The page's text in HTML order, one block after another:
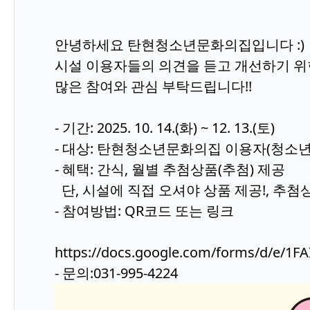
안녕하세요 탄현청소년문화의집입니다 :)
시설 이용자들의 의견을 듣고 개선하기
많은 참여와 관심 부탁드립니다!!
- 기간: 2025. 10. 14.(화) ~ 12. 13.(토)
- 대상: 탄현청소년문화의집 이용자(청소
- 혜택: 간식, 월별 추첨상품(추첨) 제공
단, 시설에 직접 오셔야 상품 제공!, 추첨
- 참여방법: QR코드 또는 링크
https://docs.google.com/forms/d/e/
- 문의:031-995-4224